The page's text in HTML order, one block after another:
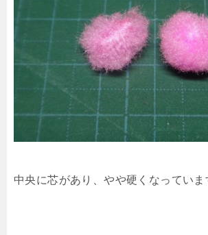
中央に芯があり、やや硬くなっていま